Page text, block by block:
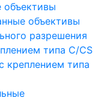
объективы
объективы
разрешения
типа C/CS
креплением типа